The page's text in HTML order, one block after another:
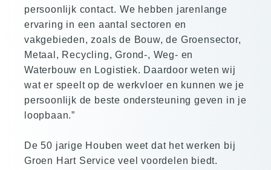
persoonlijk contact. We hebben jarenlange
ervaring in een aantal sectoren en
vakgebieden, zoals de Bouw, de Groensector,
Metaal, Recycling, Grond-, Weg- en
Waterbouw en Logistiek. Daardoor weten wij
wat er speelt op de werkvloer en kunnen we je
persoonlijk de beste ondersteuning geven in je
loopbaan.”
De 50 jarige Houben weet dat het werken bij
Groen Hart Service veel voordelen biedt.